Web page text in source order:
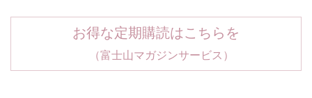
お得な定期購読はこちらを
（富士山マガジンサービス）